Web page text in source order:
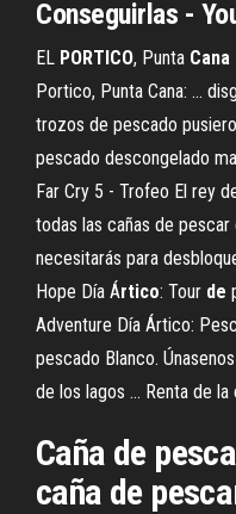
Conseguirlas -
EL PORTICO, Punta Cana
Portico, Punta Cana: ...
trozos de pescado
pescado descongelado
Far Cry 5 - Trofeo El rey
todas las cañas de
necesitarás para
Hope Día Ártico: Tour de
Adventure Día Ártico:
pescado Blanco.
de los lagos ... Renta de
Caña de
caña de